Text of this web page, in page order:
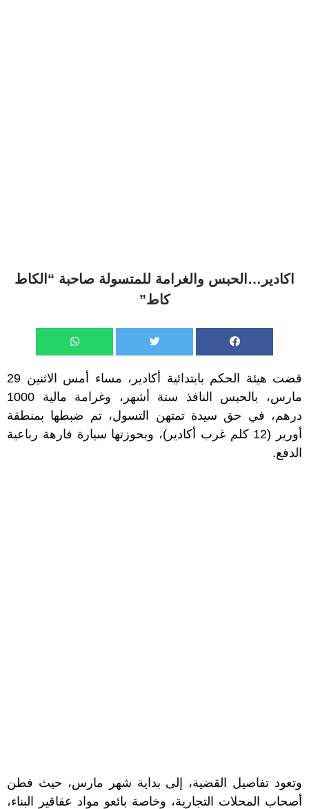
اكادير…الحبس والغرامة للمتسولة صاحبة “الكاط
كاط”
قضت هيئة الحكم بابتدائية أكادير، مساء أمس الاثنين 29
مارس، بالحبس النافذ ستة أشهر، وغرامة مالية 1000
درهم، في حق سيدة تمتهن التسول، تم ضبطها بمنطقة
أورير (12 كلم غرب أكادير)، وبحوزتها سيارة فارهة رباعية
الدفع.
وتعود تفاصيل القضية، إلى بداية شهر مارس، حيث فطن
أصحاب المحلات التجارية، وخاصة بائعو مواد عقاقير البناء،